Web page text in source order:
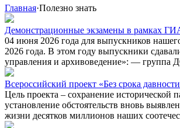
Главная·Полезно знать
Демонстрационные экзамены в рамках
04 июня 2026 года для выпускников
2026 года. В этом году выпускники
управления и архивоведение»: —
Всероссийский проект «Без срока
Цель проекта – сохранение
установление обстоятельств вновь
жизни десятков миллионов наших